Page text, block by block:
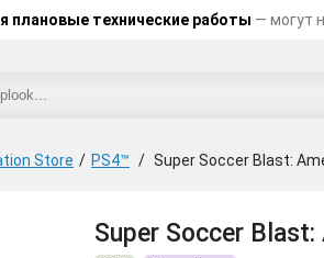
плановые технические работы — могут
Store / PS4™ / Super Soccer Blast:
Super Soccer